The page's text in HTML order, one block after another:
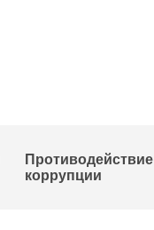
Противодействие
коррупции